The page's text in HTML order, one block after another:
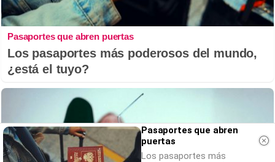
Pasaportes que abren puertas
Los pasaportes más poderosos del mundo,
¿está el tuyo?
Pasaportes que abren
puertas
Los pasaportes más